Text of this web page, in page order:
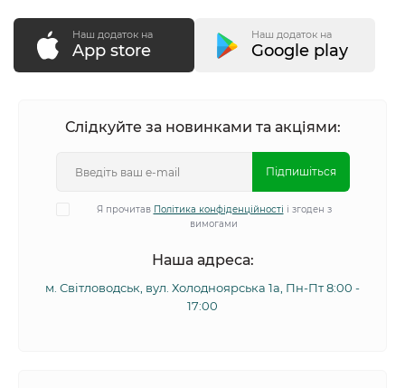
Наш додаток на
App store
Наш додаток на
Google play
Слідкуйте за новинками та акціями:
Підпишіться
Я прочитав Політика конфіденційності і згоден з
вимогами
Наша адреса:
м. Світловодськ, вул. Холодноярська 1а, Пн-Пт 8:00 -
17:00